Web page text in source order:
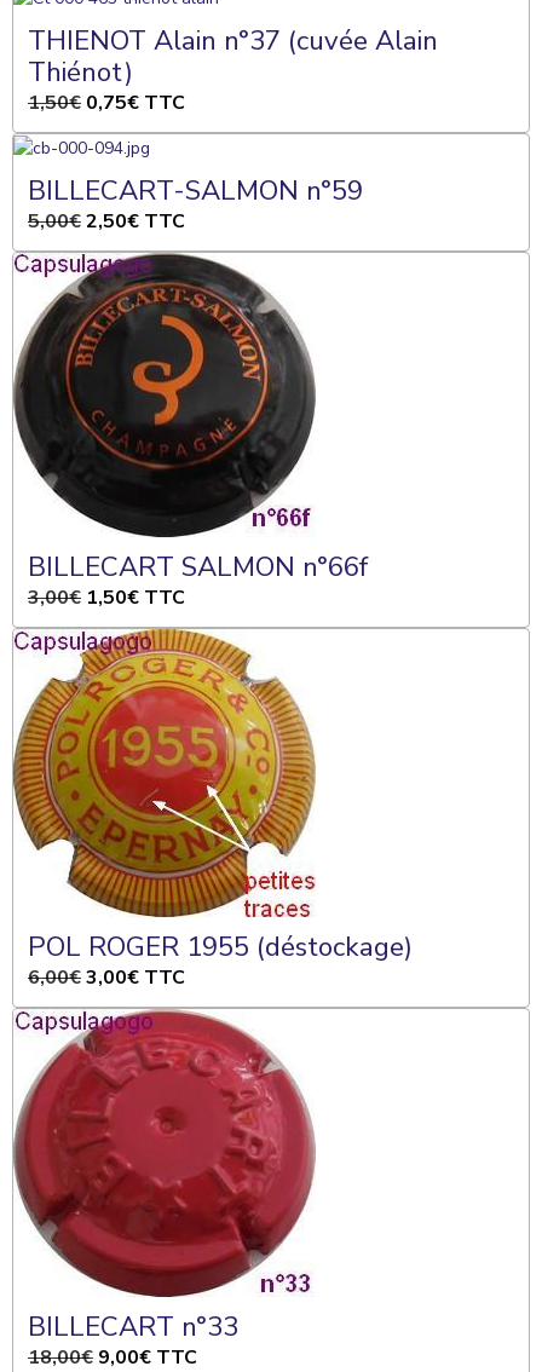
THIENOT Alain n°37 (cuvée Alain
Thiénot)
1,50€ 0,75€ TTC
BILLECART-SALMON n°59
5,00€2,50€ TTC
BILLECART SALMON n°66f
3,00€ 1,50€ TTC
POL ROGER 1955 (déstockage)
6,00€3,00€ TTC
BILLECART n°33
18,00€ 9,00€ TTC